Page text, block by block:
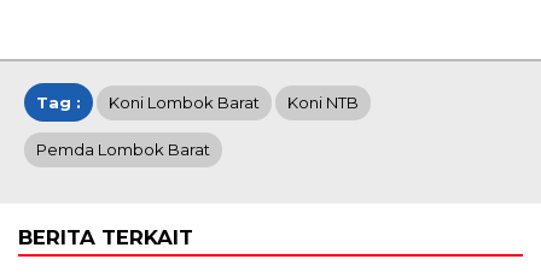
Tag : Koni Lombok Barat Koni NTB
Pemda Lombok Barat
BERITA TERKAIT